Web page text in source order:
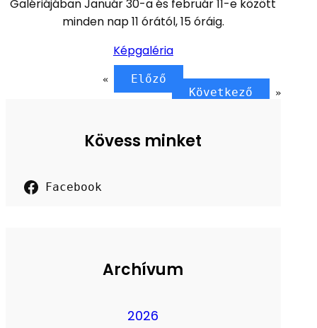
Galériájában Január 30-a és február 11-e között
minden nap 11 órától, 15 óráig.
Képgaléria
«
Előző
Következő
»
Kövess minket
Facebook
Archívum
2026